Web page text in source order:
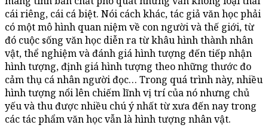
cái riêng, cái cá biệt. Nói cách khác, tác giả văn học phải
có một mô hình quan niệm về con người và thế giới, từ
đó cuộc sống văn học diễn ra từ khâu hình thành nhân
vật, thể nghiệm và đánh giá hình tượng đến tiếp nhận
hình tượng, định giá hình tượng theo những thước đo
cảm thụ cá nhân người đọc… Trong quá trình này, nhiều
hình tượng nổi lên chiếm lĩnh vị trí của nó nhưng chủ
yếu và thu được nhiều chú ý nhất từ xưa đến nay trong
các tác phẩm văn học vẫn là hình tượng nhân vật.